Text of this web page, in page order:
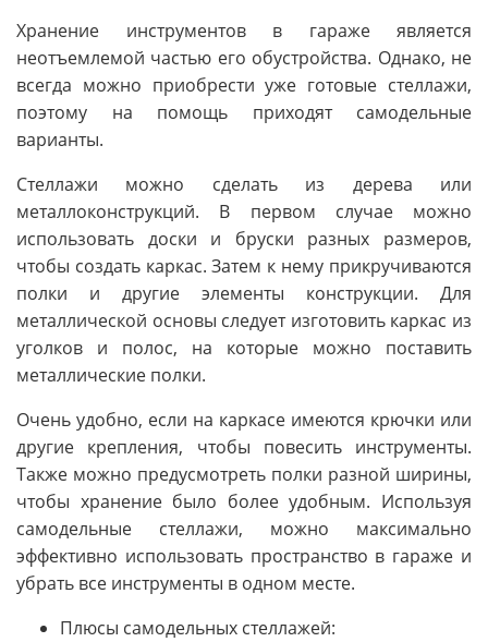
Хранение инструментов в гараже является
неотъемлемой частью его обустройства. Однако, не
всегда можно приобрести уже готовые стеллажи,
поэтому на помощь приходят самодельные
варианты.
Стеллажи можно сделать из дерева или
металлоконструкций. В первом случае можно
использовать доски и бруски разных размеров,
чтобы создать каркас. Затем к нему прикручиваются
полки и другие элементы конструкции. Для
металлической основы следует изготовить каркас из
уголков и полос, на которые можно поставить
металлические полки.
Очень удобно, если на каркасе имеются крючки или
другие крепления, чтобы повесить инструменты.
Также можно предусмотреть полки разной ширины,
чтобы хранение было более удобным. Используя
самодельные стеллажи, можно максимально
эффективно использовать пространство в гараже и
убрать все инструменты в одном месте.
Плюсы самодельных стеллажей: